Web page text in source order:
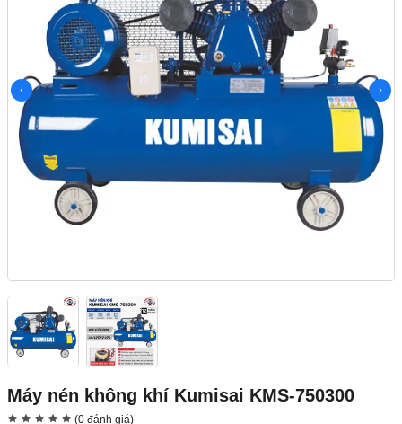
Máy nén không khí Kumisai KMS-750300
(0 đánh giá)